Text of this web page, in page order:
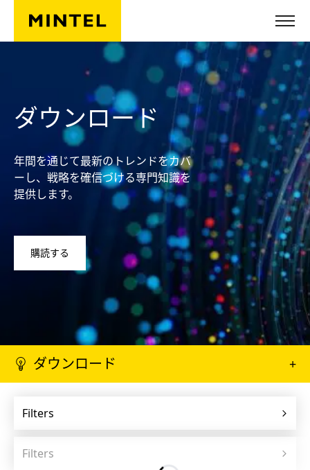
Skip to main content
ダウンロード
年間を通じて最新のトレンドをカバ
ーし、戦略を確信づける専門知識を
提供します。
購読する
ダウンロード +
Filters
Filters